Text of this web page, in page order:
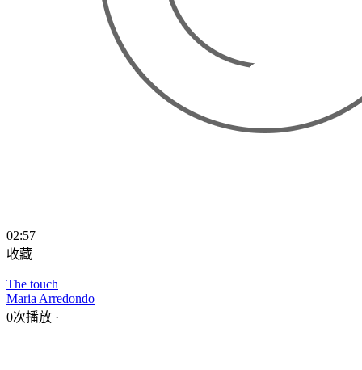
02:57
收藏
The touch
Maria Arredondo
0次播放 ·